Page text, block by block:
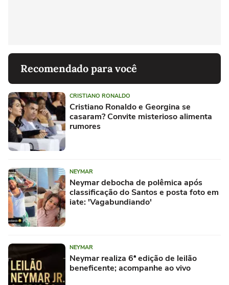
Recomendado para você
CRISTIANO RONALDO
Cristiano Ronaldo e Georgina se
casaram? Convite misterioso alimenta
rumores
NEYMAR
Neymar debocha de polêmica após
classificação do Santos e posta foto em
iate: 'Vagabundiando'
NEYMAR
Neymar realiza 6ª edição de leilão
beneficente; acompanhe ao vivo